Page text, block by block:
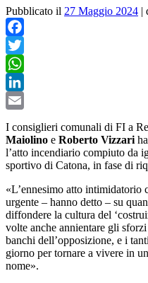
Pubblicato il 27 Maggio 2024 |
Facebook
Twitter
WhatsApp
LinkedIn
I consiglieri comunali di FI a
Maiolino e Roberto Vizzari
l’atto incendiario compiuto da
sportivo di Catona, in fase di
«L’ennesimo atto intimidatorio
urgente – hanno detto – su
diffondere la cultura del
volte anche annientare gli
banchi dell’opposizione, e i
giorno per tornare a vivere in
nome».